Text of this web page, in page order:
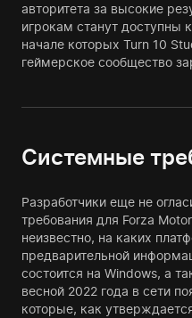
авторитета за высокие
игрокам станут доступны
начале которых Turn 10
геймерское сообщество
Системные
Разработчики еще не
требования для Forza
неизвестно, на каких
предварительной
состоится на Windows, а
весной 2022 года в сети
которые, как